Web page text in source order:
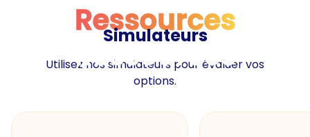
Ressources
Ressources
Simulateurs
Utilisez nos simulateurs pour évaluer vos
options.